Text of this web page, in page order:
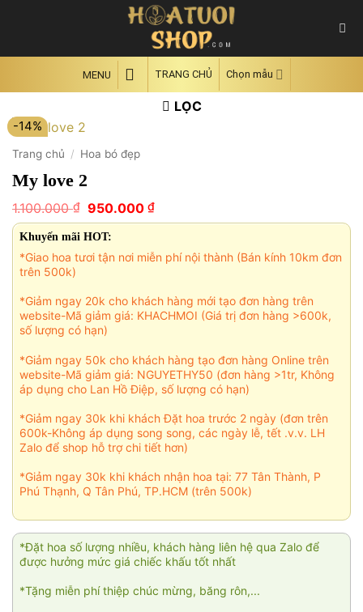
MENU TRANG CHỦ Chọn mẫu
LỌC
-14%
Trang chủ / Hoa bó đẹp
My love 2
1.100.000₫ Giá
gốc
là:
1.100.000 ₫.
950.000 ₫Giá
hiện
950.000 ₫.
Khuyến mãi HOT:
*Giao hoa tươi tận nơi miễn phí nội thành (Bán kính 10km đơn
trên 500k)
*Giảm ngay 20k cho khách hàng mới tạo đơn hàng trên
website-Mã giảm giá: KHACHMOI (Giá trị đơn hàng >600k,
số lượng có hạn)
*Giảm ngay 50k cho khách hàng tạo đơn hàng Online trên
website-Mã giảm giá: NGUYETHY50 (đơn hàng >1tr, Không
áp dụng cho Lan Hồ Điệp, số lượng có hạn)
*Giảm ngay 30k khi khách Đặt hoa trước 2 ngày (đơn trên
600k-Không áp dụng song song, các ngày lễ, tết .v.v. LH
Zalo để shop hỗ trợ chi tiết hơn)
*Giảm ngay 30k khi khách nhận hoa tại: 77 Tân Thành, P
Phú Thạnh, Q Tân Phú, TP.HCM (trên 500k)
*Đặt hoa số lượng nhiều, khách hàng liên hệ qua Zalo để
được hưởng mức giá chiếc khấu tốt nhất
*Tặng miễn phí thiệp chúc mừng, băng rôn,...